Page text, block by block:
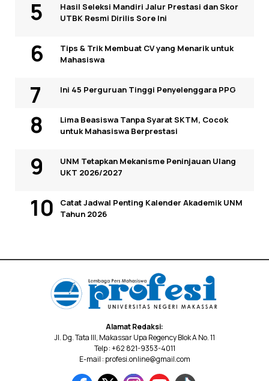
Hasil Seleksi Mandiri Jalur Prestasi dan Skor
UTBK Resmi Dirilis Sore Ini
Tips & Trik Membuat CV yang Menarik untuk
Mahasiswa
Ini 45 Perguruan Tinggi Penyelenggara PPG
Lima Beasiswa Tanpa Syarat SKTM, Cocok
untuk Mahasiswa Berprestasi
UNM Tetapkan Mekanisme Peninjauan Ulang
UKT 2026/2027
Catat Jadwal Penting Kalender Akademik UNM
Tahun 2026
Alamat Redaksi:
Jl. Dg. Tata III, Makassar Upa Regency Blok A No. 11
Telp : +62 821-9353-4011
E-mail : profesi.online@gmail.com